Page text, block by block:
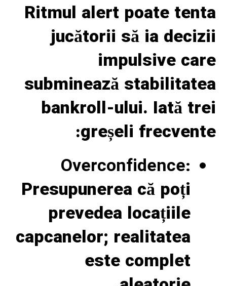
Ritmul alert poate tenta
jucătorii să ia decizii
impulsive care
subminează stabilitatea
bankroll-ului. Iată trei
greșeli frecvente:
Overconfidence:
Presupunerea că poți
prevedea locațiile
capcanelor; realitatea
este complet